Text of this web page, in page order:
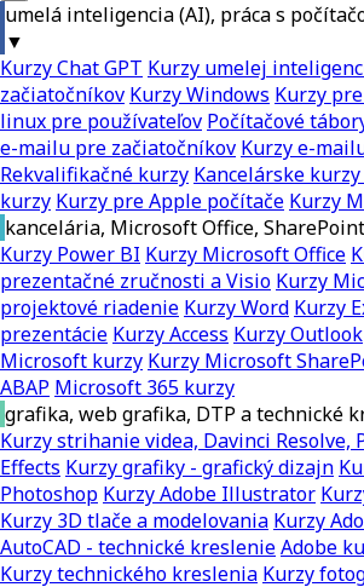
umelá inteligencia (AI), práca s
▼
Kurzy Chat GPT Kurzy umelej
začiatočníkov Kurzy Windows Kurzy
linux pre používateľov Počítačové
e-mailu pre začiatočníkov Kurzy e-
Rekvalifikačné kurzy Kancelárske
kurzy Kurzy pre Apple počítače Kurzy
kancelária, Microsoft Office,
Kurzy Power BI Kurzy Microsoft Office
prezentačné zručnosti a Visio Kurzy
projektové riadenie Kurzy Word Kurzy
prezentácie Kurzy Access Kurzy Outlook
Microsoft kurzy Kurzy Microsoft
ABAP Microsoft 365 kurzy
grafika, web grafika, DTP a technické
Kurzy strihanie videa, Davinci Resolve,
Effects Kurzy grafiky - grafický dizajn
Photoshop Kurzy Adobe Illustrator
Kurzy 3D tlače a modelovania Kurzy
AutoCAD - technické kreslenieAdobe
Kurzy technického kreslenia Kurzy